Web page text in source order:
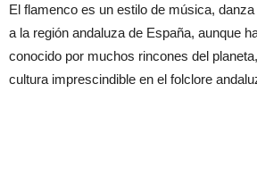
El flamenco es un estilo de música,
a la región andaluza de España, aunque
conocido por muchos rincones del
cultura imprescindible en el folclore